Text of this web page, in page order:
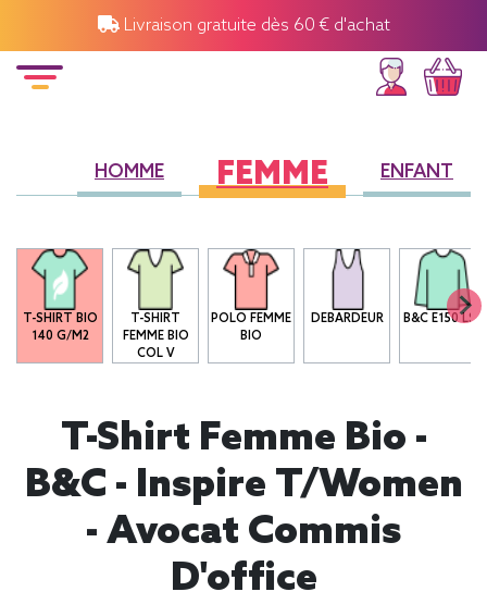
Livraison gratuite dès 60 € d'achat
HOMME FEMME ENFANT
T-SHIRT BIO
140 G/M2
T-SHIRT
FEMME BIO
COL V
POLO FEMME
BIO
DEBARDEUR B&C E150 LSL
T-Shirt Femme Bio -
B&C - Inspire T/women
- Avocat Commis
D'office